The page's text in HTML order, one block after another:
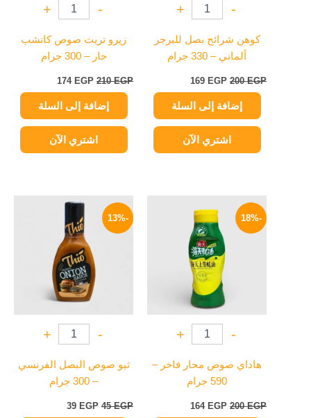
-
+
كوهن شرائح بصل للبرجر
ألماني – 330 جرام
200EGP
169 EGP
إضافة إلى السلة
اشتري الآن
-
+
زيرو تريت صوص كاتشب
حار – 300 جرام
210EGP
174 EGP
إضافة إلى السلة
اشتري الآن
-18%
-
+
هاداي صوص محار فاخر –
590 جرام
200EGP
الأصلي
هو:
200 EGP.
164 EGP
164 EGP.
-13%
-
+
ثيو صوص البصل الفرنسي
– 300 جرام
45EGP
السعر
الأصلي
39 EGP
السعر
هو:
39 EGP.